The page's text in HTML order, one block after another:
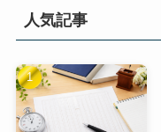
人気記事